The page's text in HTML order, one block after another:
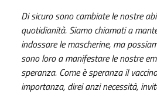
Di sicuro sono cambiate le nostre
quotidianità. Siamo chiamati a
indossare le mascherine, ma
sono loro a manifestare le nostre
speranza. Come è speranza il
importanza, direi anzi necessità,